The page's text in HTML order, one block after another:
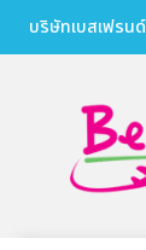
บริษัทเบสเฟรน